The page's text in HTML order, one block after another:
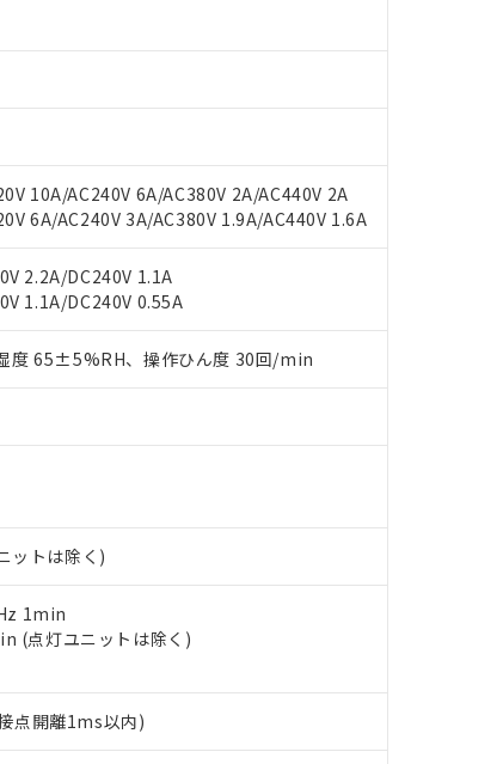
10A/AC240V 6A/AC380V 2A/AC440V 2A
6A/AC240V 3A/AC380V 1.9A/AC440V 1.6A
2.2A/DC240V 1.1A
1.1A/DC240V 0.55A
度 65±5%RH、操作ひん度 30回/min
ットは除く)
1min
(点灯ユニットは除く)
点開離1ms以内)
格はお客様のお取引先、またはお客様担当のオムロン制御機器
。
社販売拠点は「販売ネットワーク
」をご確認ください。
を当社の事前の承諾なく第三者に漏洩または開示しないようお
作成サービス）をご利用いただくには、I-Webメンバーズにご
当社にご登録された部品リストについて、当社および当社の共
関するお客様との取引・商談に必要な範囲で利用することをご
"個人情報の共同利用に関して"
の「1.共同利用者の範囲」に記
器に対する適用除外項目は除く。
、予定月が前後することがあります。
ド
することができます。
証明書
証明するもので、過去に遡って非含有を証明するものではあ
ル類４物質の対応では、対応完了までの期間は出荷製品に
を記載しておりました。
RoHSの基準値以下であることを示します。
RoHSの基準値を超えていることを示します。
Cd(カドミウム) : 100ppm、
化ビフェニル類) : 1000ppm、 PBDEs(ポリ臭化ジフェニルエーテル類) :
フタル酸ジイソブチル) : 1000ppm、 BBP(フタル酸ブチルベンジル) : 1000ppm、
てが基準値以下であることを示します。
有害物質が外部に漏えいし、環境に深刻な影響を及ぼさない
ち、外国為替および外国貿易法に定める商品（以下｢規制貨物
ミサイル、化学兵器、生物兵器またはその他武器並びにこれら
。
販売する場合は、上記1、2および3の内容を当該第三者に通知
売に係わる関係者が違法に輸出するおそれがある場合は、取り
庫あり
については、お客様のお取引先、またはお客様担当のオムロ
にご確認ください)
状況の情報を公開していない機種